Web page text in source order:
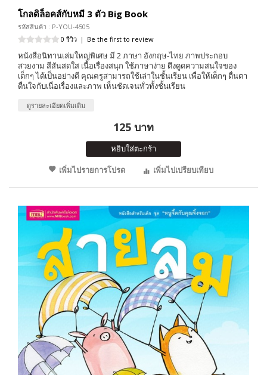
โกลดิล็อคส์กับหมี 3 ตัว Big Book
รหัสสินค้า : P-YOU-4505
0 รีวิว | Be the first to review
หนังสือนิทานเล่มใหญ่พิเศษ มี 2 ภาษา อังกฤษ-ไทย ภาพประกอบ
สวยงาม สีสันสดใส เนื้อเรื่องสนุก ใช้ภาษาง่าย ดึงดูดความสนใจของ
เด็กๆ ได้เป็นอย่างดี คุณครูสามารถใช้เล่าในชั้นเรียน เพื่อให้เด็กๆ ตื่นตา
ตื่นใจกับเนื่อเรื่องและภาพ เห็นชัดเจนทั่วทั้งชั้นเรียน
ดูรายละเอียดเพิ่มเติม
125 บาท
หยิบใส่ตะกร้า
เพิ่มไปรายการโปรด
เพิ่มไปเปรียบเทียบ